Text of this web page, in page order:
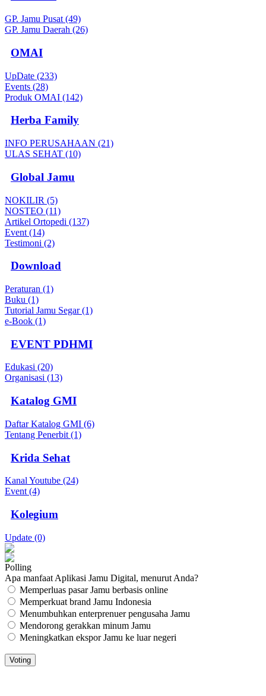
GP. Jamu Pusat (49)
GP. Jamu Daerah (26)
OMAI
UpDate (233)
Events (28)
Produk OMAI (142)
Herba Family
INFO PERUSAHAAN (21)
ULAS SEHAT (10)
Global Jamu
NOKILIR (5)
NOSTEO (11)
Artikel Ortopedi (137)
Event (14)
Testimoni (2)
Download
Peraturan (1)
Buku (1)
Tutorial Jamu Segar (1)
e-Book (1)
EVENT PDHMI
Edukasi (20)
Organisasi (13)
Katalog GMI
Daftar Katalog GMI (6)
Tentang Penerbit (1)
Krida Sehat
Kanal Youtube (24)
Event (4)
Kolegium
Update (0)
Polling
Apa manfaat Aplikasi Jamu Digital, menurut Anda?
Memperluas pasar Jamu berbasis online
Memperkuat brand Jamu Indonesia
Menumbuhkan enterprenuer pengusaha Jamu
Mendorong gerakkan minum Jamu
Meningkatkan ekspor Jamu ke luar negeri